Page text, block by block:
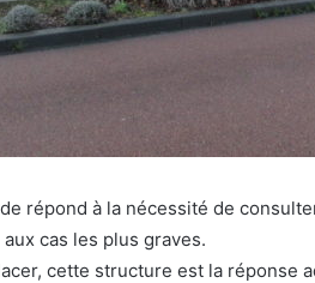
répond à la nécessité de
cas les plus graves.
cette structure est la réponse